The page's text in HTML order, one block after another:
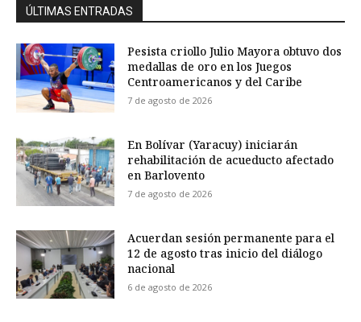
ÚLTIMAS ENTRADAS
Pesista criollo Julio Mayora obtuvo dos
medallas de oro en los Juegos
Centroamericanos y del Caribe
7 de agosto de 2026
En Bolívar (Yaracuy) iniciarán
rehabilitación de acueducto afectado
en Barlovento
7 de agosto de 2026
Acuerdan sesión permanente para el
12 de agosto tras inicio del diálogo
nacional
6 de agosto de 2026